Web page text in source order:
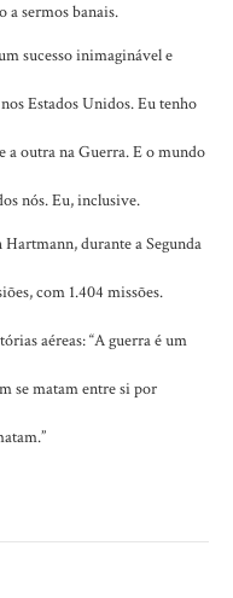
a sermos banais.
sucesso inimaginável e
Estados Unidos. Eu tenho
a outra na Guerra. E o mundo
nós. Eu, inclusive.
durante a Segunda
com 1.404 missões.
aéreas: “A guerra é um
se matam entre si por